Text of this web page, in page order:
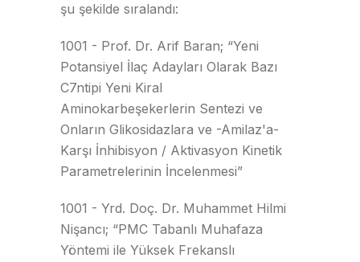
şu şekilde sıralandı:
1001 - Prof. Dr. Arif Baran; “Yeni
Potansiyel İlaç Adayları Olarak Bazı
C7ntipi Yeni Kiral
Aminokarbeşekerlerin Sentezi ve
Onların Glikosidazlara ve -Amilaz'a-
Karşı İnhibisyon / Aktivasyon Kinetik
Parametrelerinin İncelenmesi”
1001 - Yrd. Doç. Dr. Muhammet Hilmi
Nişancı; “PMC Tabanlı Muhafaza
Yöntemi ile Yüksek Frekanslı